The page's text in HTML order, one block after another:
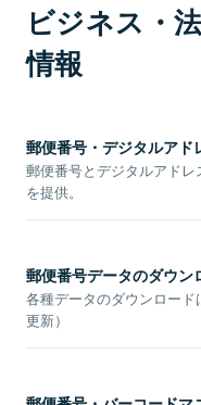
ビジネス・
情報
郵便番号・デジタルアド
郵便番号とデジタルアド
を提供。
郵便番号データのダウン
各種データのダウンロー
更新）